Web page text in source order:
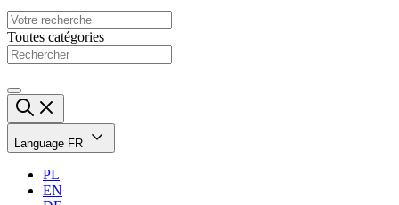
Toutes catégories
Language FR
PL
EN